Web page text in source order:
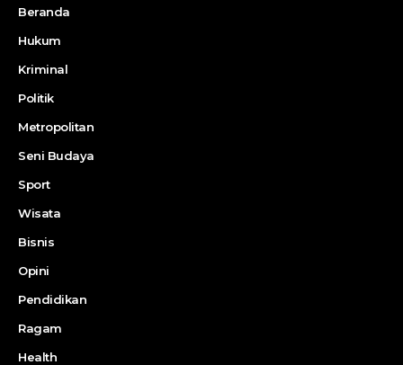
Beranda
Hukum
Kriminal
Politik
Metropolitan
Seni Budaya
Sport
Wisata
Bisnis
Opini
Pendidikan
Ragam
Health